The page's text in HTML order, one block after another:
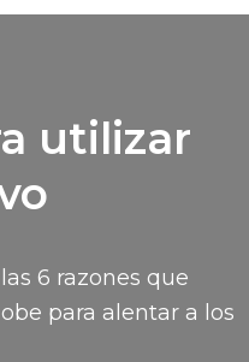
utilizar
6 razones que
para alentar a los